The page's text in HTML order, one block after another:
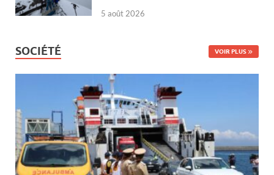
5 août 2026
SOCIÉTÉ VOIR PLUS